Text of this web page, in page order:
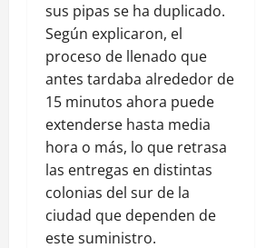
sus pipas se ha duplicado.
Según explicaron, el
proceso de llenado que
antes tardaba alrededor de
15 minutos ahora puede
extenderse hasta media
hora o más, lo que retrasa
las entregas en distintas
colonias del sur de la
ciudad que dependen de
este suministro.